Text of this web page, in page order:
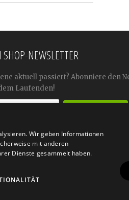
SHOP-NEWSLETTER
aktuell passiert? Abonniere den
Laufenden!

Wir geben Informationen
mit anderen
Dienste gesammelt haben.